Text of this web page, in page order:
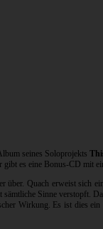
seines Soloprojekts
es eine Bonus-CD mit
über. Quach erweist
Sinne verstopft.
Wirkung. Es ist dies